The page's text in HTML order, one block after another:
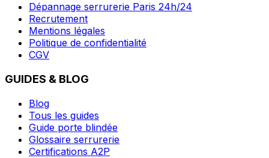
Dépannage serrurerie Paris 24h/24
Recrutement
Mentions légales
Politique de confidentialité
CGV
GUIDES & BLOG
Blog
Tous les guides
Guide porte blindée
Glossaire serrurerie
Certifications A2P